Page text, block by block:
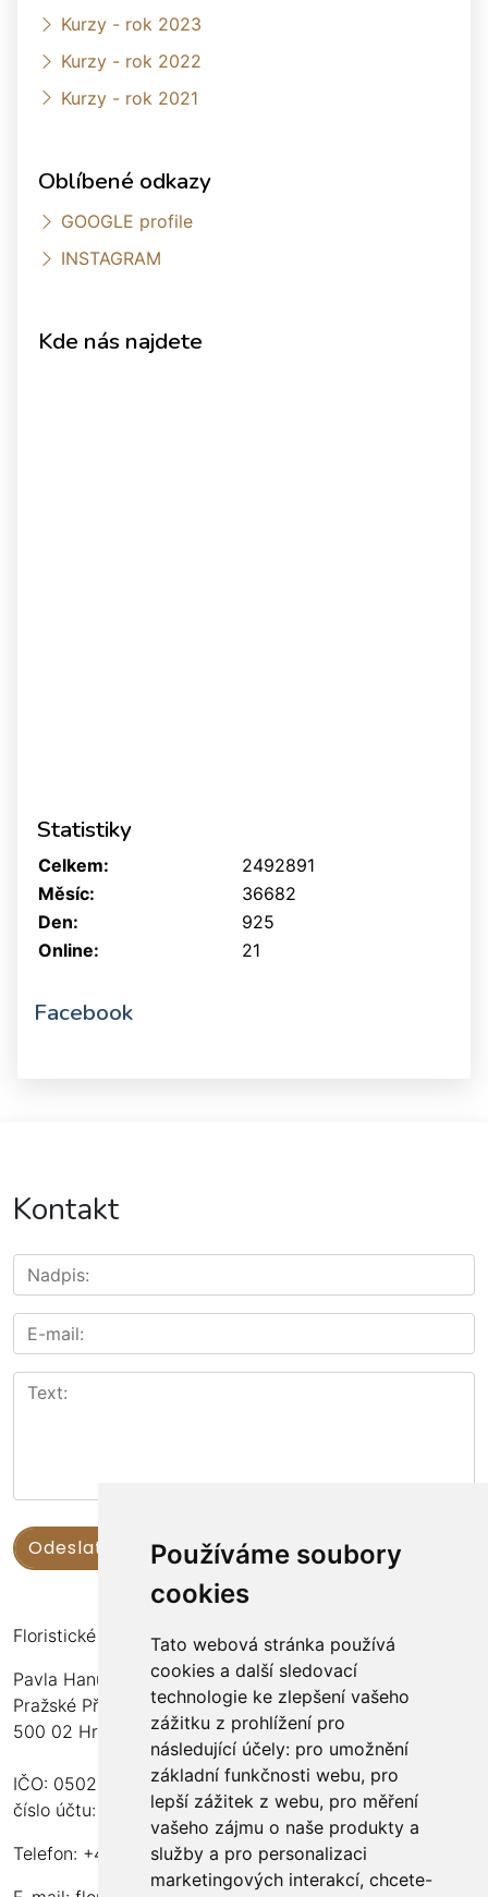
Používáme soubory
cookies
Tato webová stránka používá
cookies a další sledovací
technologie ke zlepšení vašeho
zážitku z prohlížení pro
následující účely: pro umožnění
základní funkčnosti webu, pro
lepší zážitek z webu, pro měření
vašeho zájmu o naše produkty a
služby a pro personalizaci
marketingových interakcí, chcete-
Kurzy - rok 2023
Kurzy - rok 2022
Kurzy - rok 2021
Oblíbené odkazy
GOOGLE profile
INSTAGRAM
Kde nás najdete
Statistiky
Online: 21
Celkem:
2492891
Měsíc:
36682
Den:
925
Facebook
Kontakt
Floristické kurzy Violet - Bc. Veronika Němečková
Pavla Hanuše 252
Pražské Předměstí
500 02 Hradec Králové
IČO: 05024676
číslo účtu: 2600989157/2010
Telefon: +420 737 982 070